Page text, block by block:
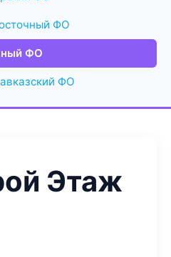
ФО
ФО
ФО
Этаж